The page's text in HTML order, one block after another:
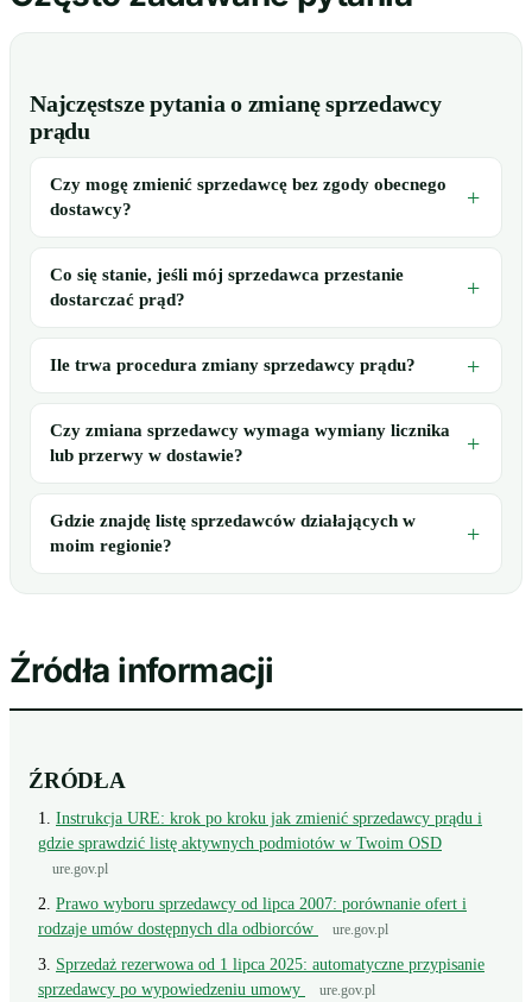
Najczęstsze pytania o zmianę sprzedawcy
prądu
Czy mogę zmienić sprzedawcę bez zgody obecnego
dostawcy?
Co się stanie, jeśli mój sprzedawca przestanie
dostarczać prąd?
Ile trwa procedura zmiany sprzedawcy prądu?
Czy zmiana sprzedawcy wymaga wymiany licznika
lub przerwy w dostawie?
Gdzie znajdę listę sprzedawców działających w
moim regionie?
Źródła informacji
ŹRÓDŁA
Instrukcja URE: krok po kroku jak zmienić sprzedawcy prądu i
gdzie sprawdzić listę aktywnych podmiotów w Twoim OSD
ure.gov.pl
Prawo wyboru sprzedawcy od lipca 2007: porównanie ofert i
rodzaje umów dostępnych dla odbiorców
ure.gov.pl
Sprzedaż rezerwowa od 1 lipca 2025: automatyczne przypisanie
sprzedawcy po wypowiedzeniu umowy
ure.gov.pl